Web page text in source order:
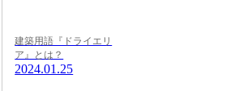
建築用語『ドライエリ
ア』とは？
2024.01.25